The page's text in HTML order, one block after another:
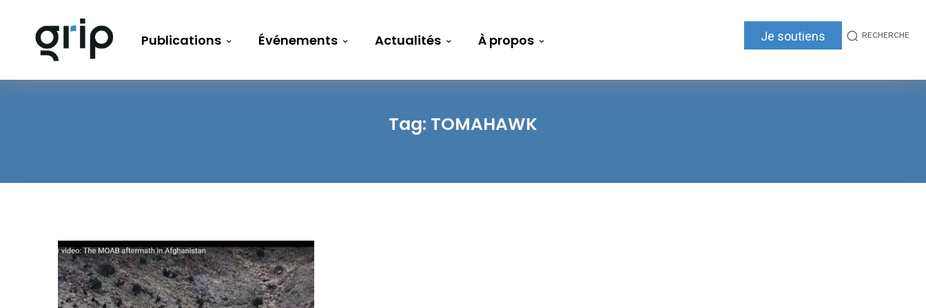
Publications Événements Actualités À propos Je soutiens RECHERCHE
Tag: TOMAHAWK